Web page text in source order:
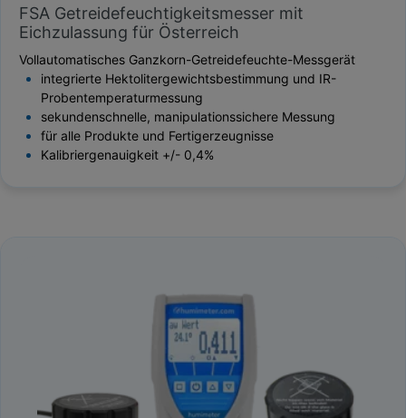
FSA Getreidefeuchtigkeitsmesser mit
Eichzulassung für Österreich
Vollautomatisches Ganzkorn-Getreidefeuchte-Messgerät
integrierte Hektolitergewichtsbestimmung und IR-
Probentemperaturmessung
sekundenschnelle, manipulationssichere Messung
für alle Produkte und Fertigerzeugnisse
Kalibriergenauigkeit +/- 0,4%